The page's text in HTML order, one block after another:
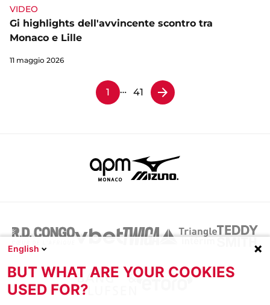
VIDEO
Gi highlights dell'avvincente scontro tra
Monaco e Lille
11 maggio 2026
1 … 41
English
BUT WHAT ARE YOUR COOKIES
USED FOR?